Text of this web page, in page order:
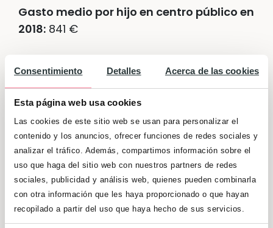
Consentimiento Detalles Acerca de las cookies
Esta página web usa cookies
Las cookies de este sitio web se usan para personalizar el
contenido y los anuncios, ofrecer funciones de redes sociales y
analizar el tráfico. Además, compartimos información sobre el
uso que haga del sitio web con nuestros partners de redes
sociales, publicidad y análisis web, quienes pueden combinarla
con otra información que les haya proporcionado o que hayan
recopilado a partir del uso que haya hecho de sus servicios.
Gasto medio por hijo en centro público en
2018: 841 €
2022:1000 €
Gasto medio por hijo en centro público en
2024:1200 €
Gasto medio por hijo material escolar
(libros + material escolar) en 2018: 280 €
Gasto medio por hijo material escolar